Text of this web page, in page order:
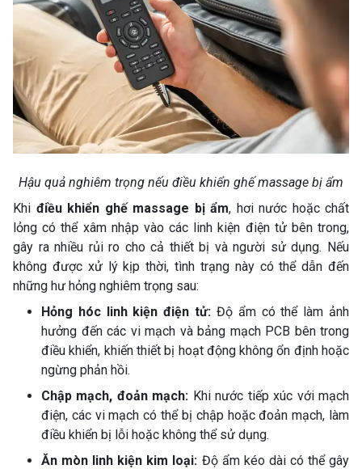
Hậu quả nghiêm trọng nếu điều khiển ghế massage bị ẩm
Khi điều khiển ghế massage bị ẩm, hơi nước hoặc chất
lỏng có thể xâm nhập vào các linh kiện điện tử bên trong,
gây ra nhiều rủi ro cho cả thiết bị và người sử dụng. Nếu
không được xử lý kịp thời, tình trạng này có thể dẫn đến
những hư hỏng nghiêm trọng sau:
Hỏng hóc linh kiện điện tử: Độ ẩm có thể làm ảnh
hưởng đến các vi mạch và bảng mạch PCB bên trong
điều khiển, khiến thiết bị hoạt động không ổn định hoặc
ngừng phản hồi.
Chập mạch, đoản mạch: Khi nước tiếp xúc với mạch
điện, các vi mạch có thể bị chập hoặc đoản mạch, làm
điều khiển bị lỗi hoặc không thể sử dụng.
Ăn mòn linh kiện kim loại: Độ ẩm kéo dài có thể gây